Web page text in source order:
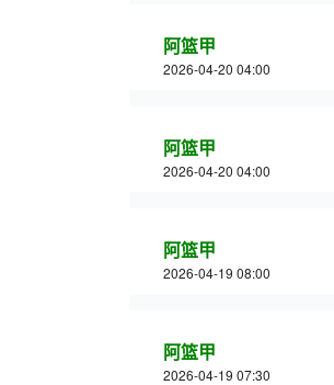
阿篮甲
2026-04-20 04:00
阿篮甲
2026-04-20 04:00
阿篮甲
2026-04-19 08:00
阿篮甲
2026-04-19 07:30